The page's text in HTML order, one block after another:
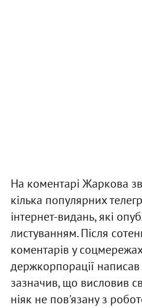
На коментарі Жаркова
кілька популярних
інтернет-видань, які
листуванням. Після
коментарів у
держкорпорації
зазначив, що висловив
ніяк не пов'язану з